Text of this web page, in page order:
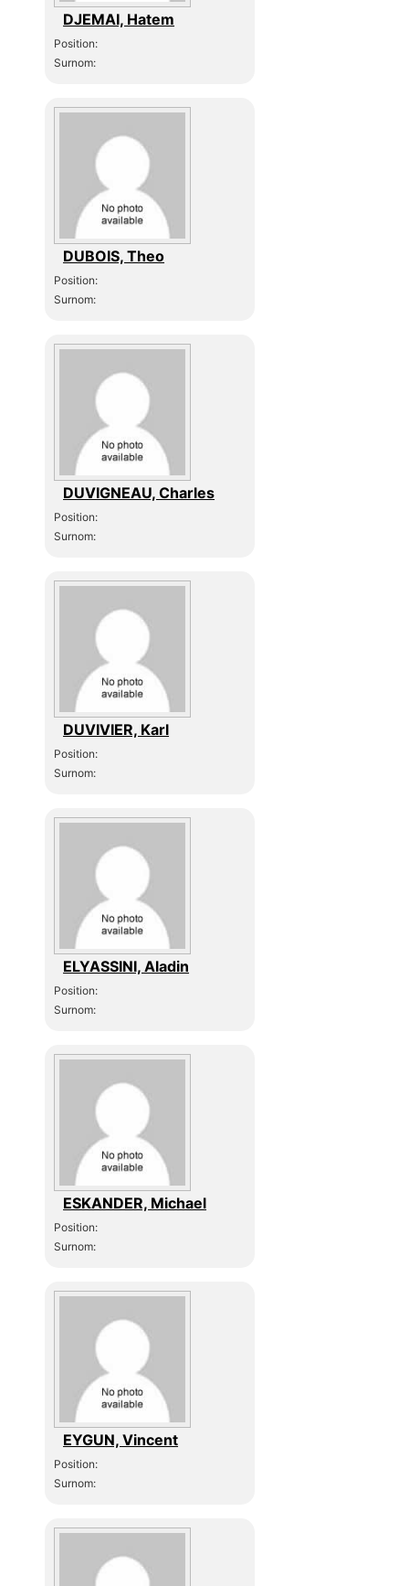
DJEMAI, Hatem
Position:
Surnom:
DUBOIS, Theo
Position:
Surnom:
DUVIGNEAU, Charles
Position:
Surnom:
DUVIVIER, Karl
Position:
Surnom:
ELYASSINI, Aladin
Position:
Surnom:
ESKANDER, Michael
Position:
Surnom:
EYGUN, Vincent
Position:
Surnom: